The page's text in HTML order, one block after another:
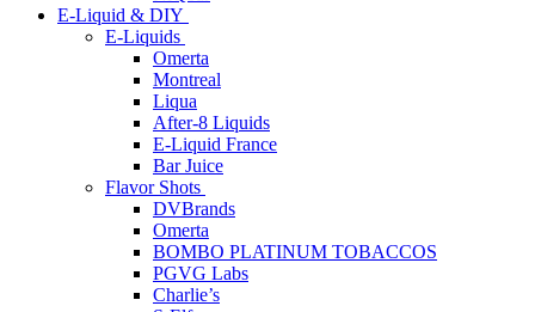
E-Liquid & DIY
E-Liquids
Omerta
Montreal
Liqua
After-8 Liquids
E-Liquid France
Bar Juice
Flavor Shots
DVBrands
Omerta
BOMBO PLATINUM TOBACCOS
PGVG Labs
Charlie’s